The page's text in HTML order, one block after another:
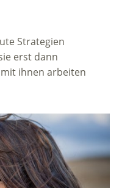
Strategien
erst dann
ihnen arbeiten